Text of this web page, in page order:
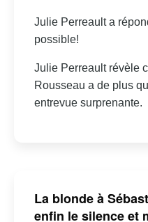
Julie Perreault a
possible!
Julie Perreault révèle
Rousseau a de plus
entrevue surprenante.
La blonde à
enfin le silence et